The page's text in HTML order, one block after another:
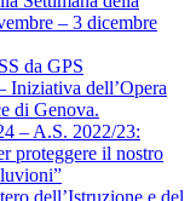
– 3 dicembre
da GPS
Iniziativa dell’Opera
di Genova.
– A.S. 2022/23:
proteggere il nostro